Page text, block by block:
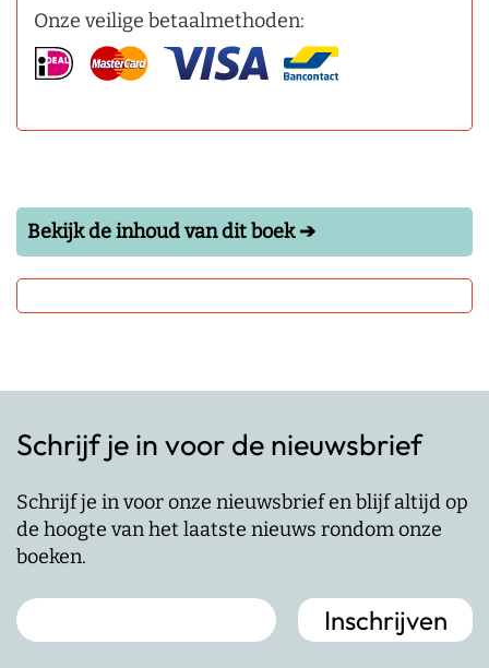
Onze veilige betaalmethoden:
Bekijk de inhoud van dit boek ➔
Schrijf je in voor de nieuwsbrief
Schrijf je in voor onze nieuwsbrief en blijf altijd op
de hoogte van het laatste nieuws rondom onze
boeken.